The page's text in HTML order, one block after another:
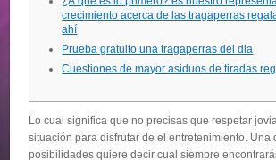
crecimiento acerca de las tragaperras
ahí
Prueba gratuito una tragaperras del dia
Cuestiones de mayor asiduos de tiradas
Lo cual significa que no precisas que respetar
situación para disfrutar de el entretenimiento. Una
posibilidades quiere decir cual siempre